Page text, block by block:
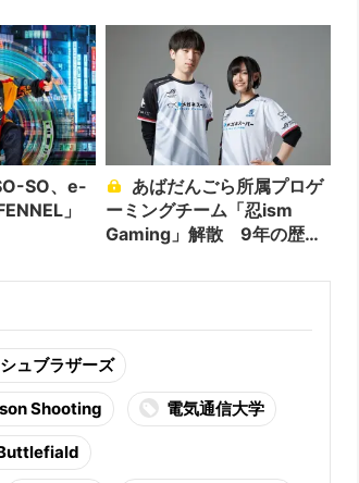
SO、e-
」
ーミングチーム「忍ism
Gaming」解散 9年の歴史
ュブラザーズ
Shooting 電気通信大学